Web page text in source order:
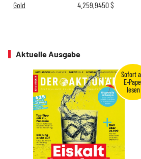
Gold 4.259,9450$
Aktuelle Ausgabe